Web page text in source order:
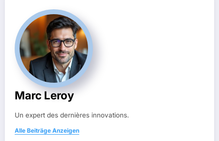
Marc Leroy
Un expert des dernières innovations.
Alle Beiträge Anzeigen